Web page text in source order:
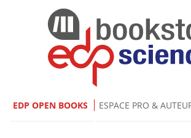
EDP OPEN BOOKS ESPACE PRO &